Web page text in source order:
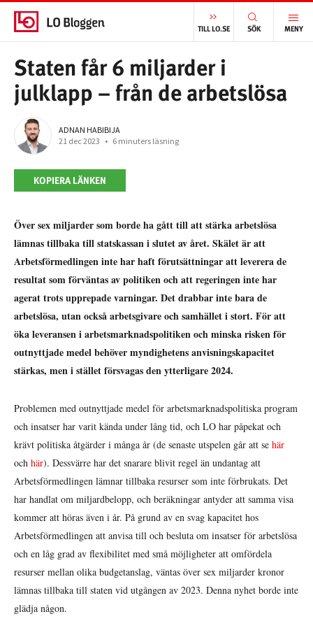
TILL LO.SE SÖK MENY
START/ STATEN FÅR 6 MILJARDER I JULKLAPP – FRÅN DE ARBETSLÖSA
Staten får 6 miljarder i
julklapp – från de arbetslösa
ADNAN HABIBIJA
21 dec 2023 • 6 minuters läsning
KOPIERA LÄNKEN
Över sex miljarder som borde ha gått till att stärka arbetslösa
lämnas tillbaka till statskassan i slutet av året. Skälet är att
Arbetsförmedlingen inte har haft förutsättningar att leverera de
resultat som förväntas av politiken och att regeringen inte har
agerat trots upprepade varningar. Det drabbar inte bara de
arbetslösa, utan också arbetsgivare och samhället i stort. För att
öka leveransen i arbetsmarknadspolitiken och minska risken för
outnyttjade medel behöver myndighetens anvisningskapacitet
stärkas, men i stället försvagas den ytterligare 2024.
Problemen med outnyttjade medel för arbetsmarknadspolitiska program
och insatser har varit kända under lång tid, och LO har påpekat och
krävt politiska åtgärder i många år (de senaste utspelen går att se här
och här). Dessvärre har det snarare blivit regel än undantag att
Arbetsförmedlingen lämnar tillbaka resurser som inte förbrukats. Det
har handlat om miljardbelopp, och beräkningar antyder att samma visa
kommer att höras även i år. På grund av en svag kapacitet hos
Arbetsförmedlingen att anvisa till och besluta om insatser för arbetslösa
och en låg grad av flexibilitet med små möjligheter att omfördela
resurser mellan olika budgetanslag, väntas över sex miljarder kronor
lämnas tillbaka till staten vid utgången av 2023. Denna nyhet borde inte
glädja någon.